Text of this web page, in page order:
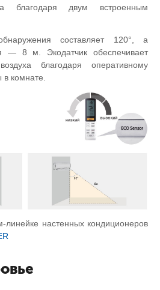
благодаря двум встроенным
составляет 120°, а
— 8 м. Экодатчик обеспечивает
благодаря оперативному
комнате.
линейке настенных кондиционеров